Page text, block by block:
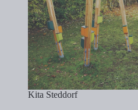
Kita Steddorf